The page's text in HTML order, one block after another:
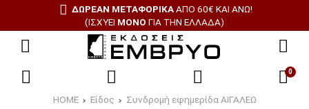
ΔΩΡΕΑΝ ΜΕΤΑΦΟΡΙΚΑΑΠΟ 60€ ΚΑΙ ΑΝΩ!
(ΙΣΧΥΕΙ ΜΟΝΟ ΓΙΑ ΤΗΝ ΕΛΛΑΔΑ)
0
HOME Είδος Συνδρομή εφημερίδα ΑΙΓΑΛΕΩ